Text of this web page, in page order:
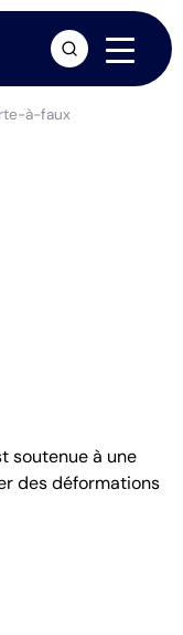
à-faux
soutenue à une
des déformations
arrow_forward